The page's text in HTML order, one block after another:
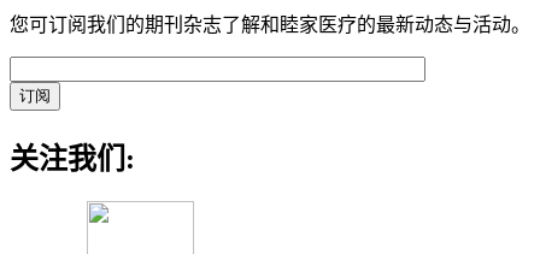
您可订阅我们的期刊杂志了解和睦家医疗的最新动态与活动。
关注我们: